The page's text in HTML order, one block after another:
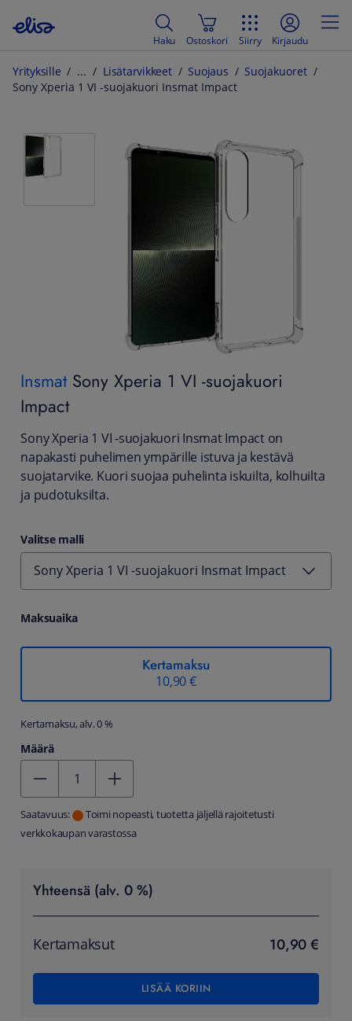
Haku Ostoskori Siirry Kirjaudu
Yrityksille Lisätarvikkeet Suojaus
Suojakuoret
Sony Xperia 1 VI -suojakuori Insmat Impact
Insmat Sony Xperia 1 VI -suojakuori
Impact
Sony Xperia 1 VI -suojakuori Insmat Impact on
napakasti puhelimen ympärille istuva ja kestävä
suojatarvike. Kuori suojaa puhelinta iskuilta, kolhuilta
ja pudotuksilta.
Valitse malli
Sony Xperia 1 VI -suojakuori Insmat Impact
Maksuaika
Kertamaksu
10,90 €
Kertamaksu, alv. 0 %
Määrä
Saatavuus:
Toimi nopeasti, tuotetta jäljellä rajoitetusti
verkkokaupan varastossa
Yhteensä (alv. 0 %)
Kertamaksut 10,90 €
LISÄÄ KORIIN